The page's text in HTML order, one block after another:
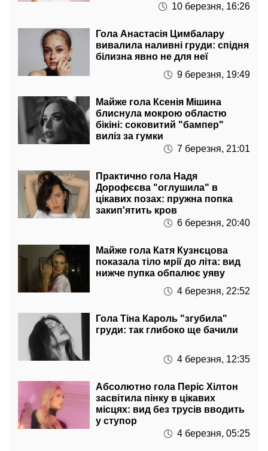
10 березня, 16:26
Гола Анастасія Цимбалару
вивалила наливні груди: спідня
білизна явно не для неї
9 березня, 19:49
Майже гола Ксенія Мішина
блиснула мокрою областю
бікіні: соковитий "бампер"
виліз за гумки
7 березня, 21:01
Практично гола Надя
Дорофєєва "оглушила" в
цікавих позах: пружна попка
закип'ятить кров
6 березня, 20:40
Майже гола Катя Кузнєцова
показала тіло мрії до літа: вид
нижче пупка обпалює уяву
4 березня, 22:52
Гола Тіна Кароль "згубила"
груди: так глибоко ще бачили
4 березня, 12:35
Абсолютно гола Періс Хілтон
засвітила пінку в цікавих
місцях: вид без трусів вводить
у ступор
4 березня, 05:25